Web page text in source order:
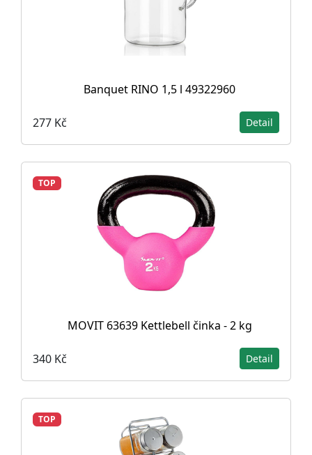
Banquet RINO 1,5 l 49322960
277 Kč Detail
TOP
MOVIT 63639 Kettlebell činka - 2 kg
340 Kč Detail
TOP